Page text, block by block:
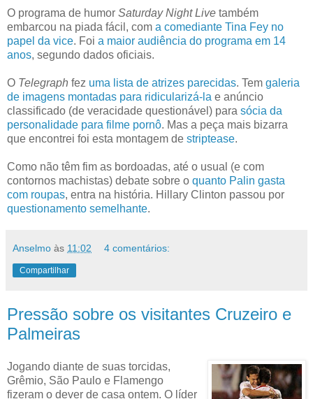
O programa de humor Saturday Night Live também
embarcou na piada fácil, com a comediante Tina Fey no
papel da vice. Foi a maior audiência do programa em 14
anos, segundo dados oficiais.
O Telegraph fez uma lista de atrizes parecidas. Tem galeria
de imagens montadas para ridicularizá-la e anúncio
classificado (de veracidade questionável) para sócia da
personalidade para filme pornô. Mas a peça mais bizarra
que encontrei foi esta montagem de striptease.
Como não têm fim as bordoadas, até o usual (e com
contornos machistas) debate sobre o quanto Palin gasta
com roupas, entra na história. Hillary Clinton passou por
questionamento semelhante.
Anselmo às 11:02 4 comentários:
Compartilhar
Pressão sobre os visitantes Cruzeiro e
Palmeiras
Jogando diante de suas torcidas,
Grêmio, São Paulo e Flamengo
fizeram o dever de casa ontem. O líder